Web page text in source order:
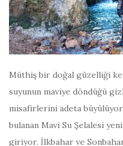
Müthiş bir doğal güzelliği
suyunun maviye döndüğü
misafirlerini adeta büyülüyor.
bulanan Mavi Su Şelalesi
giriyor. İlkbahar ve